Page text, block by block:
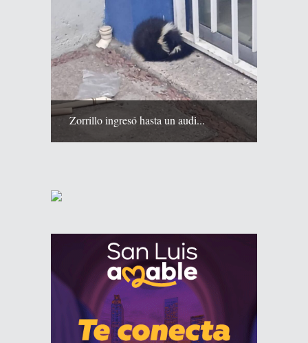
Zorrillo ingresó hasta un audi...